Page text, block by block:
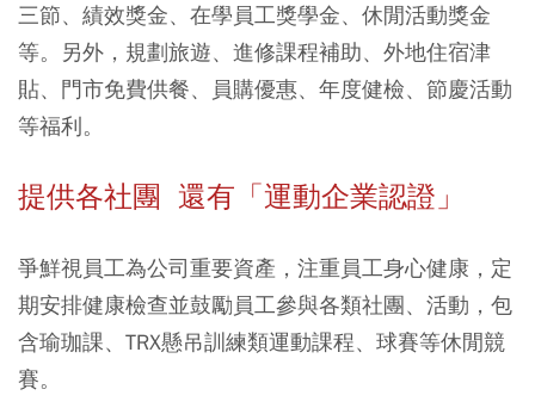
三節、績效獎金、在學員工獎學金、休閒活動獎金
等。另外，規劃旅遊、進修課程補助、外地住宿津
貼、門市免費供餐、員購優惠、年度健檢、節慶活動
等福利。
提供各社團 還有「運動企業認證」
爭鮮視員工為公司重要資產，注重員工身心健康，定
期安排健康檢查並鼓勵員工參與各類社團、活動，包
含瑜珈課、TRX懸吊訓練類運動課程、球賽等休閒競
賽。